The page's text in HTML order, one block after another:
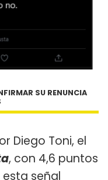
SU RENUNCIA
Diego Toni, el
, con 4,6 puntos
señal